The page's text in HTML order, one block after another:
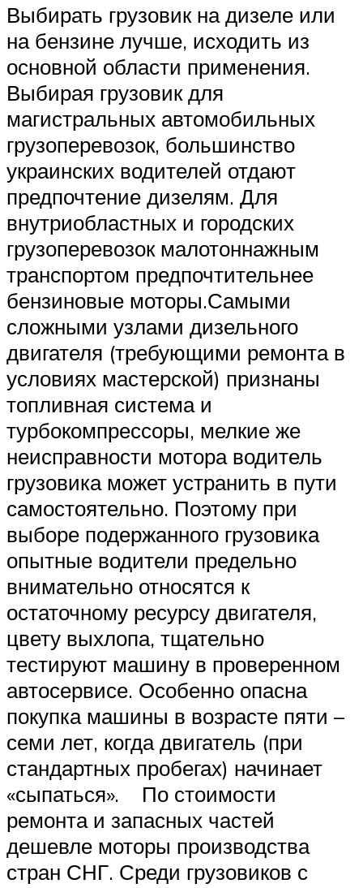
Выбирать грузовик на дизеле или
на бензине лучше, исходить из
основной области применения.
Выбирая грузовик для
магистральных автомобильных
грузоперевозок, большинство
украинских водителей отдают
предпочтение дизелям. Для
внутриобластных и городских
грузоперевозок малотоннажным
транспортом предпочтительнее
бензиновые моторы.Самыми
сложными узлами дизельного
двигателя (требующими ремонта в
условиях мастерской) признаны
топливная система и
турбокомпрессоры, мелкие же
неисправности мотора водитель
грузовика может устранить в пути
самостоятельно. Поэтому при
выборе подержанного грузовика
опытные водители предельно
внимательно относятся к
остаточному ресурсу двигателя,
цвету выхлопа, тщательно
тестируют машину в проверенном
автосервисе. Особенно опасна
покупка машины в возрасте пяти –
семи лет, когда двигатель (при
стандартных пробегах) начинает
«сыпаться». По стоимости
ремонта и запасных частей
дешевле моторы производства
стран СНГ. Среди грузовиков с